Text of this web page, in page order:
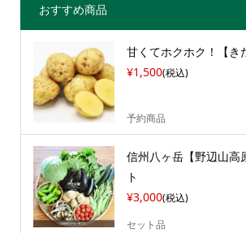
おすすめ商品
甘くてホクホク！【き
¥1,500(税込)
予約商品
信州八ヶ岳【野辺山高
ト
¥3,000(税込)
セット品